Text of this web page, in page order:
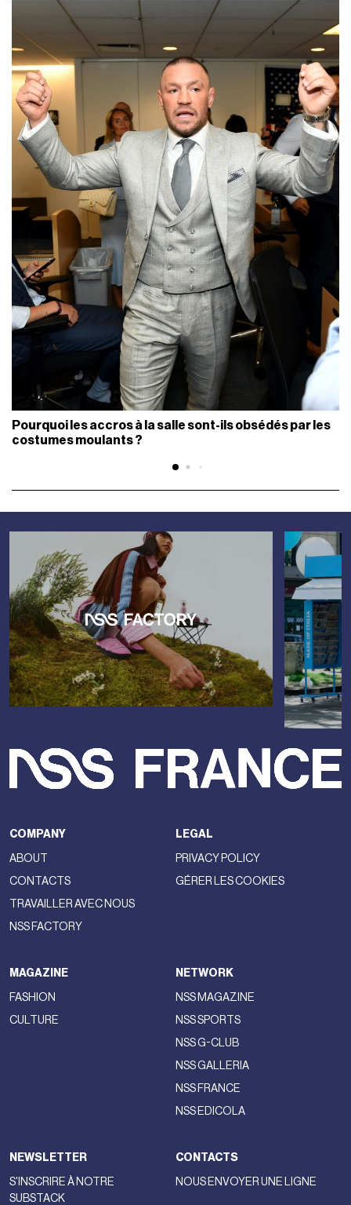
Pourquoi les accros à la salle sont-ils obsédés par les
costumes moulants ?
COMPANY
ABOUT
CONTACTS
TRAVAILLER AVEC NOUS
NSS FACTORY
LEGAL
PRIVACY POLICY
GÉRER LES COOKIES
MAGAZINE
FASHION
CULTURE
NETWORK
NSS MAGAZINE
NSS SPORTS
NSS G-CLUB
NSS GALLERIA
NSS FRANCE
NSS EDICOLA
NEWSLETTER
S'INSCRIRE À NOTRE
SUBSTACK
CONTACTS
NOUS ENVOYER UNE LIGNE